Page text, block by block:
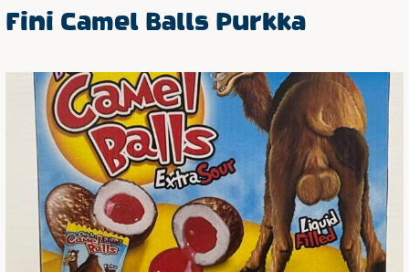
Fini Camel Balls Purkka